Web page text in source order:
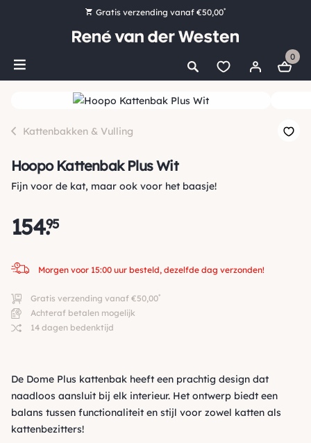
Gratis verzending vanaf €50,00*
Bestel nu, betaal later met Klarna
Ruim 16.000 artikelen op voorraad
0
Kattenbakken & Vulling
Hoopo Kattenbak Plus Wit
Fijn voor de kat, maar ook voor het baasje!
154.
95
Morgen voor 15:00 uur besteld, dezelfde dag verzonden!
Gratis verzending vanaf €50,00*
Achteraf betalen mogelijk
14 dagen bedenktijd
De Dome Plus kattenbak heeft een prachtig design dat
naadloos aansluit bij elk interieur. Het ontwerp biedt een
balans tussen functionaliteit en stijl voor zowel katten als
kattenbezitters!